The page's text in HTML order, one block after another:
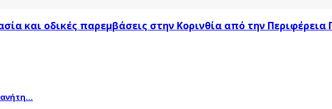
και οδικές παρεμβάσεις στην Κορινθία από την